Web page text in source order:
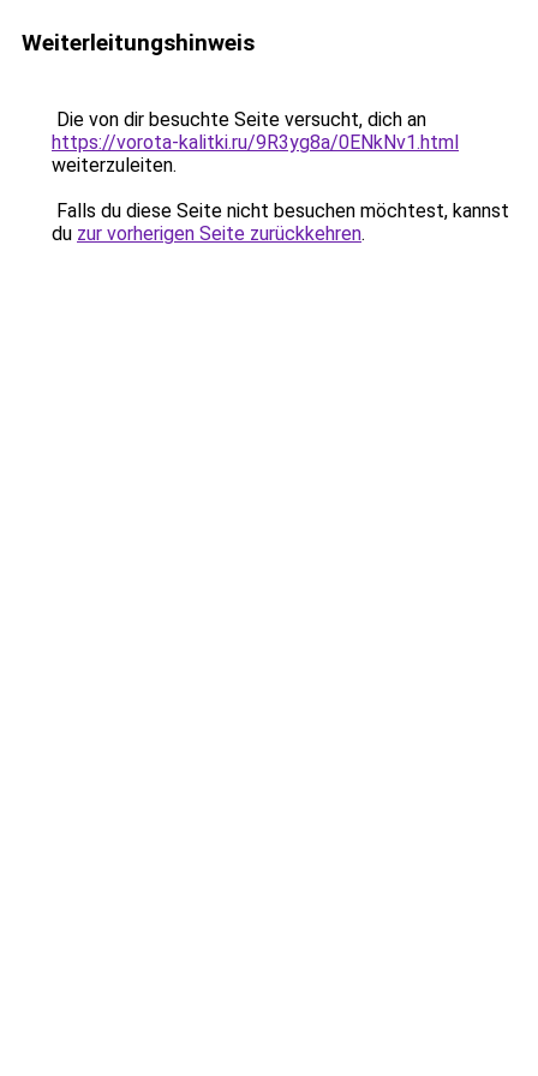
Weiterleitungshinweis
Die von dir besuchte Seite versucht, dich an
https://vorota-kalitki.ru/9R3yg8a/0ENkNv1.html
weiterzuleiten.
Falls du diese Seite nicht besuchen möchtest, kannst
du zur vorherigen Seite zurückkehren.